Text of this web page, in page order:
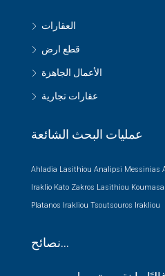
العقارات
قطع ارض
الأعمال الجاهزة
عقارات تجارية
عمليات البحث الشائعة
Ahladia Lasithiou Analipsi Messinias
Iraklio Kato Zakros Lasithiou
Platanos Irakliou Tsoutsouros Irakliou
نصائح…